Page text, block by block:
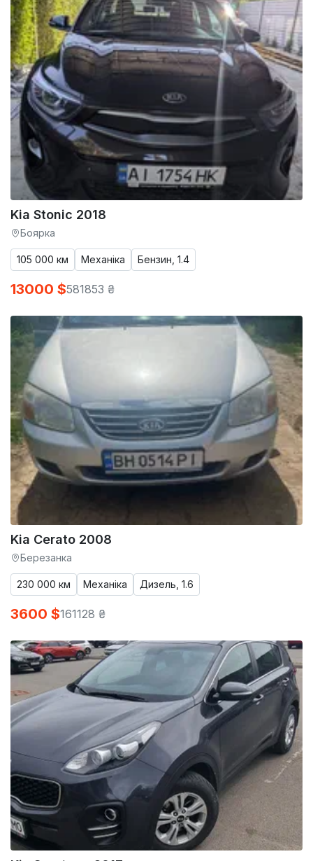
Kia Stonic 2018
Боярка
105 000 км Механіка Бензин, 1.4
13000 $581853 ₴
Kia Cerato 2008
Березанка
230 000 км Механіка Дизель, 1.6
3600 $161128 ₴